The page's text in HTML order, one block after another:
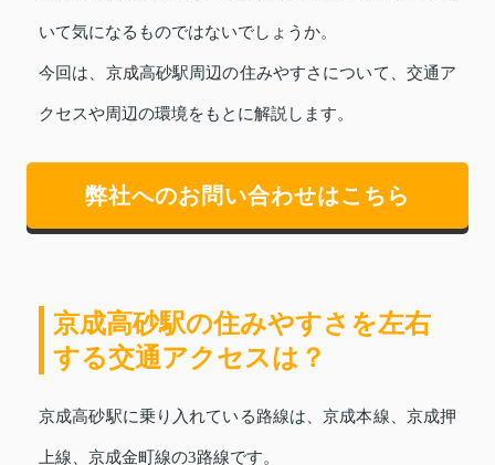
いて気になるものではないでしょうか。
今回は、京成高砂駅周辺の住みやすさについて、交通ア
クセスや周辺の環境をもとに解説します。
弊社へのお問い合わせはこちら
京成高砂駅の住みやすさを左右
する交通アクセスは？
京成高砂駅に乗り入れている路線は、京成本線、京成押
上線、京成金町線の3路線です。